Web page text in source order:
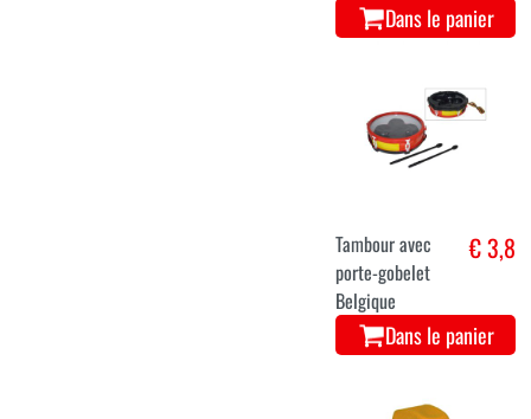
Dans le panier
Tambour avec
porte-gobelet
Belgique
€ 3,8
Dans le panier